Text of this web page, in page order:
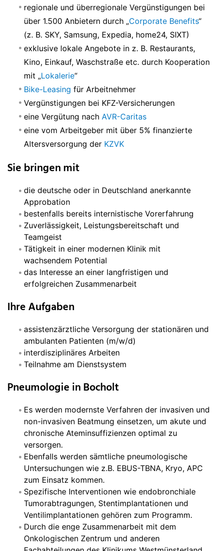
regionale und überregionale Vergünstigungen bei
über 1.500 Anbietern durch „Corporate Benefits“
(z. B. SKY, Samsung, Expedia, home24, SIXT)
exklusive lokale Angebote in z. B. Restaurants,
Kino, Einkauf, Waschstraße etc. durch Kooperation
mit „Lokalerie“
Bike-Leasing für Arbeitnehmer
Vergünstigungen bei KFZ-Versicherungen
eine Vergütung nach AVR-Caritas
eine vom Arbeitgeber mit über 5% finanzierte
Altersversorgung der KZVK
Sie bringen mit
die deutsche oder in Deutschland anerkannte
Approbation
bestenfalls bereits internistische Vorerfahrung
Zuverlässigkeit, Leistungsbereitschaft und
Teamgeist
Tätigkeit in einer modernen Klinik mit
wachsendem Potential
das Interesse an einer langfristigen und
erfolgreichen Zusammenarbeit
Ihre Aufgaben
assistenzärztliche Versorgung der stationären und
ambulanten Patienten (m/w/d)
interdisziplinäres Arbeiten
Teilnahme am Dienstsystem
Pneumologie in Bocholt
Es werden modernste Verfahren der invasiven und
non-invasiven Beatmung einsetzen, um akute und
chronische Ateminsuffizienzen optimal zu
versorgen.
Ebenfalls werden sämtliche pneumologische
Untersuchungen wie z.B. EBUS-TBNA, Kryo, APC
zum Einsatz kommen.
Spezifische Interventionen wie endobronchiale
Tumorabtragungen, Stentimplantationen und
Ventilimplantationen gehören zum Programm.
Durch die enge Zusammenarbeit mit dem
Onkologischen Zentrum und anderen